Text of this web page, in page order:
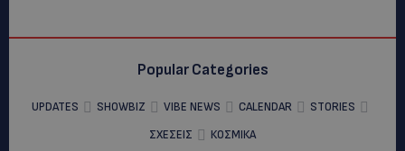
Popular Categories
UPDATES SHOWBIZ VIBE NEWS CALENDAR
STORIES
ΣΧΕΣΕΙΣ
ΚΟΣΜΙΚΑ